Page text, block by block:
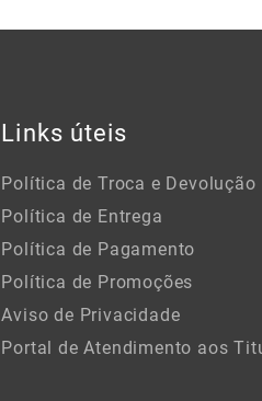
Links úteis
Política de Troca e Devolução
Política de Entrega
Política de Pagamento
Política de Promoções
Aviso de Privacidade
Portal de Atendimento aos